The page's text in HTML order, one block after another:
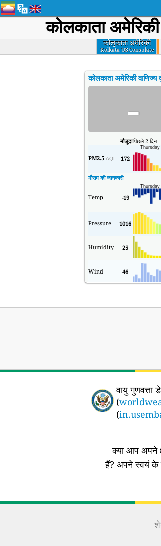
कोलकाता अमेरिकी
कोलकाता अमेरिकी
वाणिज्य दूतावास
Kolkata US Consulate
कोलकाता अमेरिकी वाणिज्य
-
मौजूदापिछले 2 दिन
PM2.5 AQI 172
मौसम की जानकारी
Temp -19
Pressure 1016
Humidity 25
Wind 46
वायु गुणवत्ता
(
(
क्या आप अपने
हैं? अपने स्वयं के